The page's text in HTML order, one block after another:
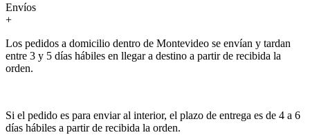
Envíos
+
Los pedidos a domicilio dentro de Montevideo se envían y tardan
entre 3 y 5 días hábiles en llegar a destino a partir de recibida la
orden.
Si el pedido es para enviar al interior, el plazo de entrega es de 4 a 6
días hábiles a partir de recibida la orden.